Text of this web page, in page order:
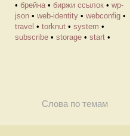
• брейна • биржи ссылок • wp-
json • web-identity • webconfig •
travel • torknut • system •
subscribe • storage • start •
Слова по темам